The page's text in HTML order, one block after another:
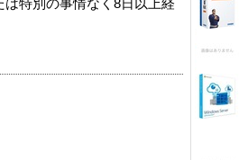
特別の事情なく8日以上経